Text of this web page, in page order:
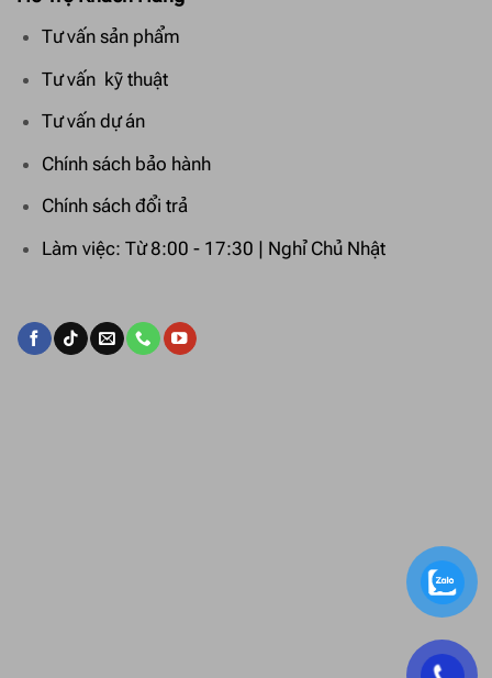
Tư vấn sản phẩm
Tư vấn kỹ thuật
Tư vấn dự án
Chính sách bảo hành
Chính sách đổi trả
Làm việc: Từ 8:00 - 17:30 | Nghỉ Chủ Nhật